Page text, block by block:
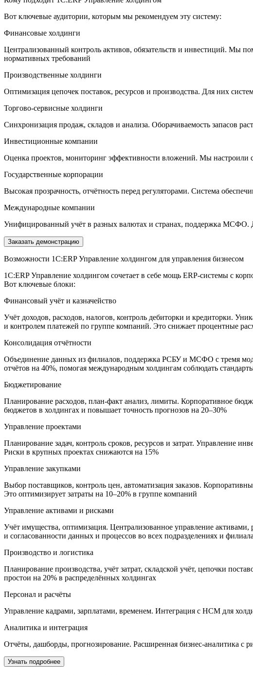
Вот ключевые аудитории, которым мы рекомендуем эту систему:
Финансовые холдинги
Централизованный контроль активов, обязательств и инвестиций. Мы
нормативных требований
Производственные холдинги
Оптимизация цепочек поставок, ресурсов и производства. Для них
Торгово-сервисные холдинги
Синхронизация продаж, складов и анализа. Оборачиваемость запасов
Инвестиционные компании
Оценка проектов, мониторинг эффективности вложений. Мы настроили
Государственные корпорации
Высокая прозрачность, отчётность перед регуляторами. Система
Международные компании
Унифицированный учёт в разных валютах и странах, поддержка МСФО.
Заказать демонстрацию
Возможности 1С:ERP Управление холдингом для управления бизнесом
1С:ERP Управление холдингом сочетает в себе мощь ERP-системы с
Вот ключевые блоки:
Финансовый учёт и казначейство
Учёт доходов, расходов, налогов, контроль дебиторки и кредиторки.
и контролем платежей по группе компаний. Это снижает процентные
Консолидация отчётности
Объединение данных из филиалов, поддержка РСБУ и МСФО с тремя
отчётов на 40%, помогая международным холдингам соблюдать
Бюджетирование
Планирование расходов, план-факт анализ, лимиты. Корпоративное
бюджетов в холдингах и повышает точность прогнозов на 20–30%
Управление проектами
Планирование задач, контроль сроков, ресурсов и затрат. Управление
Риски в крупных проектах снижаются на 15%
Управление закупками
Выбор поставщиков, контроль цен, автоматизация заказов.
Это оптимизирует затраты на 10–20% в группе компаний
Управление активами и рисками
Учёт имущества, оптимизация. Централизованное управление
и согласованности данных и процессов во всех подразделениях и
Производство и логистика
Планирование производства, учёт затрат, складской учёт, цепочки
простои на 20% в распределённых холдингах
Персонал и расчёты
Управление кадрами, зарплатами, временем. Интеграция с HCM для
Аналитика и интеграция
Отчёты, дашборды, прогнозирование. Расширенная бизнес-аналитика с
Узнать подробнее